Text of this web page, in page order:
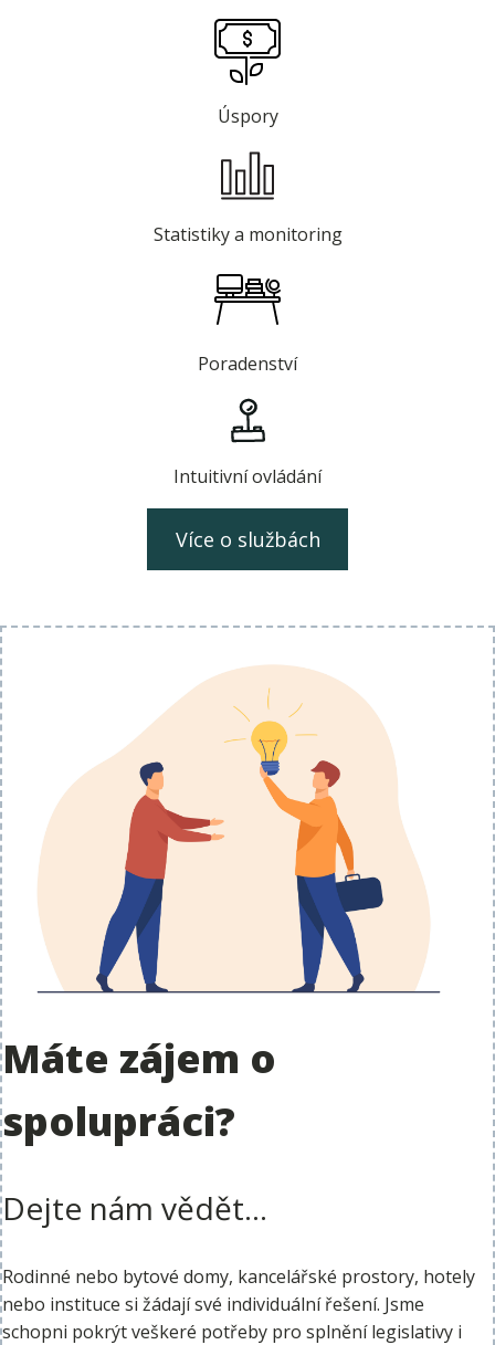
Úspory
Statistiky a monitoring
Poradenství
Intuitivní ovládání
Více o službách
Máte zájem o
spolupráci?
Dejte nám vědět...
Rodinné nebo bytové domy, kancelářské prostory, hotely
nebo instituce si žádají své individuální řešení. Jsme
schopni pokrýt veškeré potřeby pro splnění legislativy i